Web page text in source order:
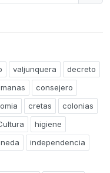
valjunquera
decreto
consejero
cretas
colonias
higiene
independencia